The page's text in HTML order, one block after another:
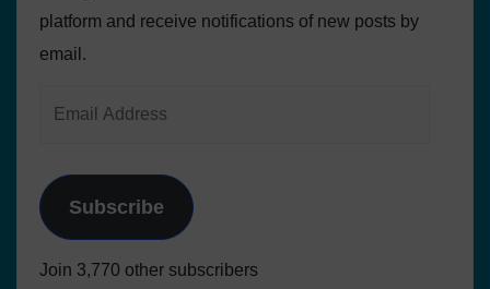
platform and receive notifications of new posts by
email.
Subscribe
Join 3,770 other subscribers